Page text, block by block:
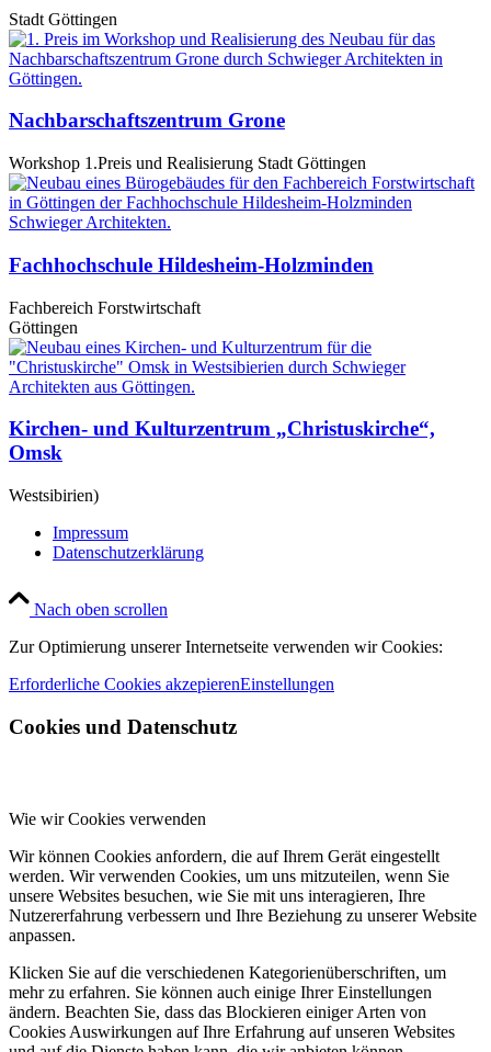
Stadt Göttingen
Nachbarschaftszentrum Grone
Workshop 1.Preis und Realisierung Stadt Göttingen
Fachhochschule Hildesheim-Holzminden
Fachbereich Forstwirtschaft
Göttingen
Kirchen- und Kulturzentrum „Christuskirche“,
Omsk
Westsibirien)
Impressum
Datenschutzerklärung
Nach oben scrollen
Zur Optimierung unserer Internetseite verwenden wir Cookies:
Erforderliche Cookies akzepierenEinstellungen
Cookies und Datenschutz
Wie wir Cookies verwenden
Wir können Cookies anfordern, die auf Ihrem Gerät eingestellt
werden. Wir verwenden Cookies, um uns mitzuteilen, wenn Sie
unsere Websites besuchen, wie Sie mit uns interagieren, Ihre
Nutzererfahrung verbessern und Ihre Beziehung zu unserer Website
anpassen.
Klicken Sie auf die verschiedenen Kategorienüberschriften, um
mehr zu erfahren. Sie können auch einige Ihrer Einstellungen
ändern. Beachten Sie, dass das Blockieren einiger Arten von
Cookies Auswirkungen auf Ihre Erfahrung auf unseren Websites